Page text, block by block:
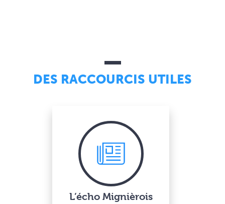
DES RACCOURCIS UTILES
L’écho Mignièrois